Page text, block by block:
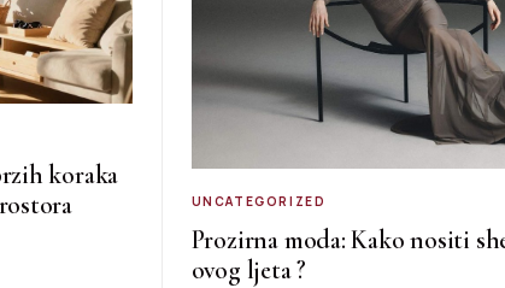
koraka
UNCATEGORIZED
Prozirna moda: Kako nositi
ovog ljeta ?